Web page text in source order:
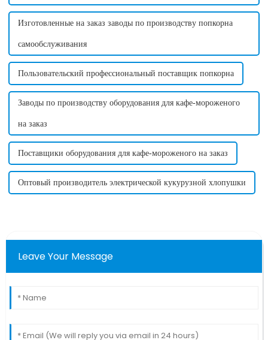
Изготовленные на заказ заводы по производству попкорна
самообслуживания
Пользовательский профессиональный поставщик попкорна
Заводы по производству оборудования для кафе-мороженого
на заказ
Поставщики оборудования для кафе-мороженого на заказ
Оптовый производитель электрической кукурузной хлопушки
Leave Your Message